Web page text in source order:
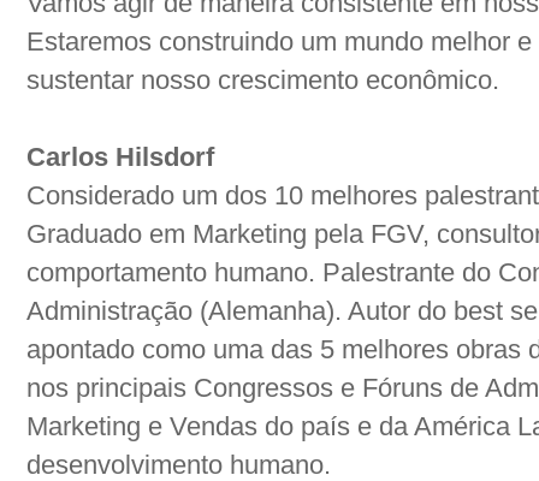
Estaremos construindo um mundo melhor
sustentar nosso crescimento econômico.
Carlos Hilsdorf
Considerado um dos 10 melhores
Graduado em Marketing pela FGV,
comportamento humano. Palestrante do
Administração (Alemanha). Autor do best
apontado como uma das 5 melhores obras
nos principais Congressos e Fóruns de
Marketing e Vendas do país e da América
desenvolvimento humano.